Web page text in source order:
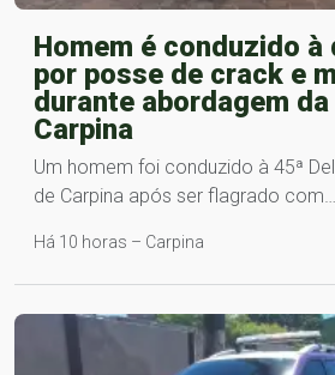
Homem é conduzido à
por posse de crack e
durante abordagem da
Carpina
Um homem foi conduzido à 45ª
de Carpina após ser flagrado com…
Há 10 horas – Carpina